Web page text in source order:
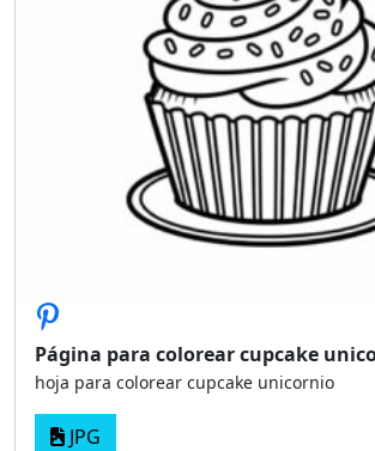
Página para colorear cupcake
hoja para colorear cupcake unicornio
JPG